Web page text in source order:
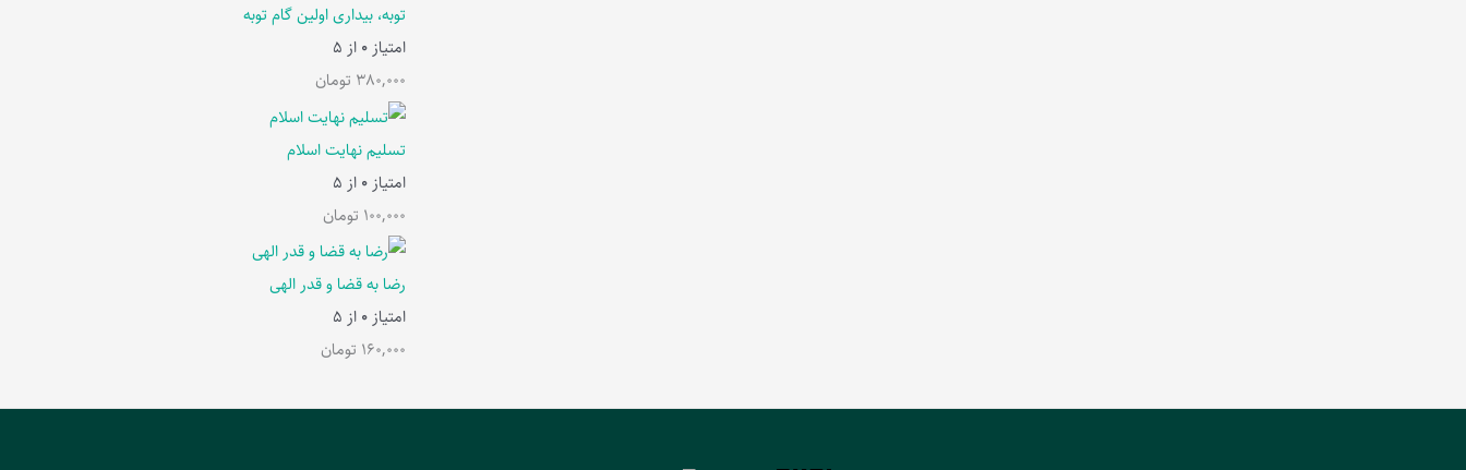
توبه، بیداری اولین گام توبه
امتیاز 0 از 5
380,000 تومان
تسلیم نهایت اسلام
امتیاز 0 از 5
100,000 تومان
رضا به قضا و قدر الهی
امتیاز 0 از 5
160,000 تومان